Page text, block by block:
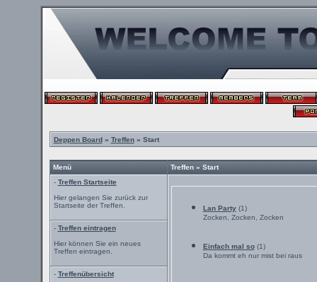
Deppen Board» Treffen» Start
Menü
Treffen » Start
- Treffen Startseite
Hier gelangen Sie zurück zur
Startseite der Treffen.
Lan Party(1)
Zocken, Zocken, Zocken
Einfach mal so(1)
Da kommt eh nur mist bei raus
- Treffen eintragen
Hier können Sie ein neues
Treffen eintragen.
- Treffenübersicht